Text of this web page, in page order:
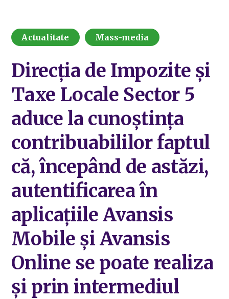
Actualitate Mass-media
Direcția de Impozite și
Taxe Locale Sector 5
aduce la cunoștința
contribuabililor faptul
că, începând de astăzi,
autentificarea în
aplicațiile Avansis
Mobile și Avansis
Online se poate realiza
și prin intermediul